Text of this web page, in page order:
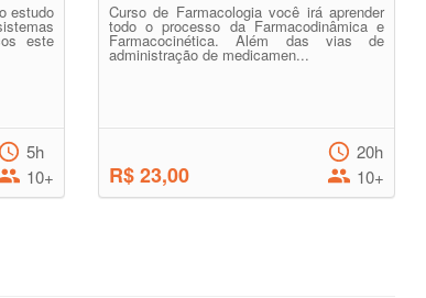
estudo
este
5h
10+
Curso de Farmacologia você irá aprender
todo o processo da Farmacodinâmica e
Farmacocinética. Além das vias de
administração de medicamen...
R$ 23,00
20h
10+